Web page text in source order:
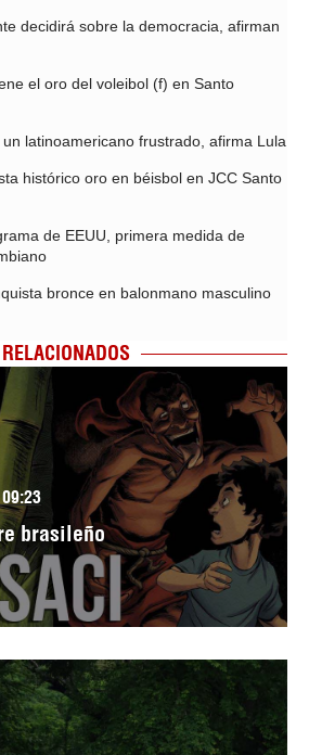
decidirá sobre la democracia, afirman
el oro del voleibol (f) en Santo
latinoamericano frustrado, afirma Lula
histórico oro en béisbol en JCC Santo
de EEUU, primera medida de
bronce en balonmano masculino
RELACIONADOS
brasileño